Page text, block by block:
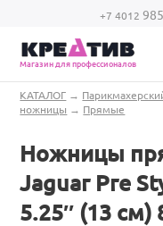
Перейти к основному
+7 4012
Магазин для профессионалов
Вы здесь
КАТАЛОГ →
ножницы → Прямые
Ножницы
Jaguar Pre
5.25″ (13 см)